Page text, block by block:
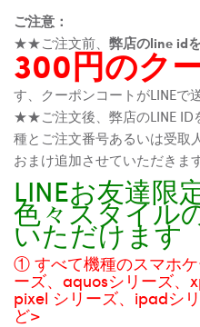
ご注意：
★★ご注文前、 弊店のline id
300円のク
す、クーポンコートがLINEで
★★ご注文後、弊店のLINE ID
種とご注文番号あるいは受取
おまけ追加させていただきま
LINEお友達限
色々スタイル
いただけます
① すべて機種のスマホ
ーズ、aquosシリーズ
pixel シリーズ、ipadシ
ど>